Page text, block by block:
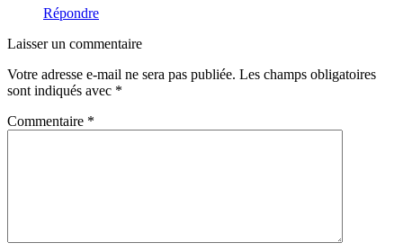
Répondre
Laisser un commentaire
Votre adresse e-mail ne sera pas publiée. Les champs obligatoires
sont indiqués avec *
Commentaire *